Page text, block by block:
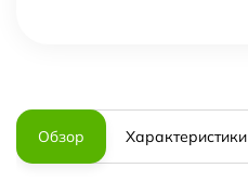
Обзор Характеристики